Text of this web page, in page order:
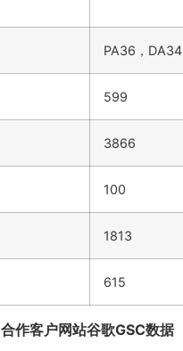
PA36，DA34
599
3866
100
1813
615
合作客户网站谷歌GSC数据